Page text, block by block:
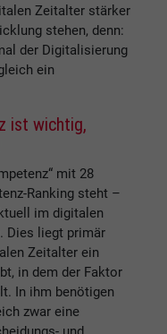
Zeitalter stärker
stehen, denn:
der Digitalisierung
ein
ist wichtig,
mit 28
Ranking steht –
im digitalen
Dies liegt primär
Zeitalter ein
in dem der Faktor
In ihm benötigen
zwar eine